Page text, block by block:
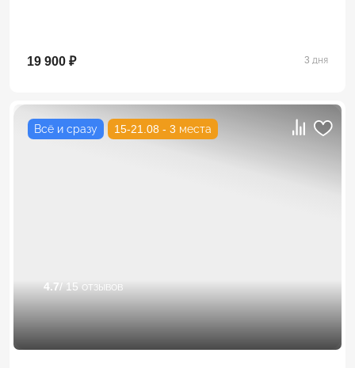
19 900 ₽ 3 дня
Всё и сразу 15-21.08 - 3 места
4.7/ 15 отзывов